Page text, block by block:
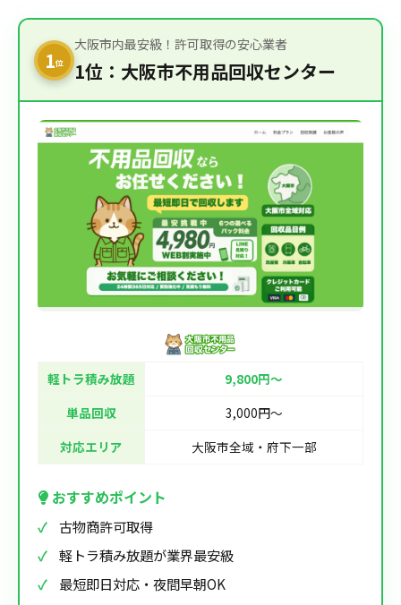
1位
大阪市内最安級！許可取得の安心業者
1位：大阪市不用品回収センター
軽トラ積み放題
9,800円〜
単品回収
3,000円〜
対応エリア
大阪市全域・府下一部
おすすめポイント
古物商許可取得
軽トラ積み放題が業界最安級
最短即日対応・夜間早朝OK